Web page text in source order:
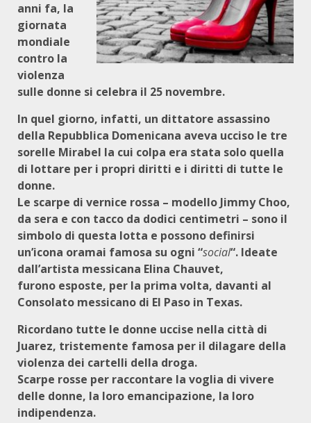
anni fa, la
giornata
mondiale
contro la
violenza
sulle donne si celebra il 25 novembre.
In quel giorno, infatti, un dittatore assassino
della Repubblica Domenicana aveva ucciso le tre
sorelle Mirabel la cui colpa era stata solo quella
di lottare per i propri diritti e i diritti di tutte le
donne.
Le scarpe di vernice rossa – modello Jimmy Choo,
da sera e con tacco da dodici centimetri – sono il
simbolo di questa lotta e possono definirsi
un’icona oramai famosa su ogni “social“. Ideate
dall’artista messicana Elina Chauvet,
furono esposte, per la prima volta, davanti al
Consolato messicano di El Paso in Texas.
Ricordano tutte le donne uccise nella città di
Juarez, tristemente famosa per il dilagare della
violenza dei cartelli della droga.
Scarpe rosse per raccontare la voglia di vivere
delle donne, la loro emancipazione, la loro
indipendenza.